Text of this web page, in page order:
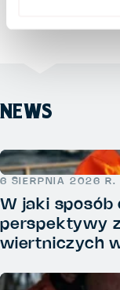
NEWS
6 SIERPNIA 2026 R.
W jaki sposób
perspektywy
wiertniczych